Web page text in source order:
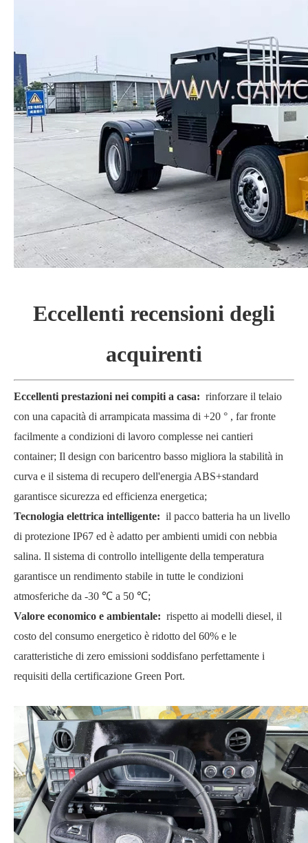
Eccellenti recensioni degli
acquirenti
Eccellenti prestazioni nei compiti a casa: rinforzare il telaio
con una capacità di arrampicata massima di +20 ° , far fronte
facilmente a condizioni di lavoro complesse nei cantieri
container; Il design con baricentro basso migliora la stabilità in
curva e il sistema di recupero dell'energia ABS+standard
garantisce sicurezza ed efficienza energetica;
Tecnologia elettrica intelligente: il pacco batteria ha un livello
di protezione IP67 ed è adatto per ambienti umidi con nebbia
salina. Il sistema di controllo intelligente della temperatura
garantisce un rendimento stabile in tutte le condizioni
atmosferiche da -30 ℃ a 50 ℃;
Valore economico e ambientale: rispetto ai modelli diesel, il
costo del consumo energetico è ridotto del 60% e le
caratteristiche di zero emissioni soddisfano perfettamente i
requisiti della certificazione Green Port.